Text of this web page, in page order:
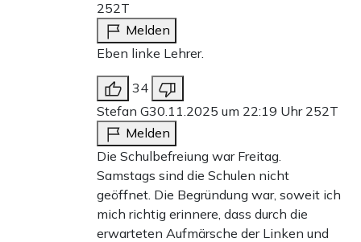
252T
Melden
Eben linke Lehrer.
34
Stefan G30.11.2025 um 22:19 Uhr 252T
Melden
Die Schulbefreiung war Freitag.
Samstags sind die Schulen nicht
geöffnet. Die Begründung war, soweit ich
mich richtig erinnere, dass durch die
erwarteten Aufmärsche der Linken und